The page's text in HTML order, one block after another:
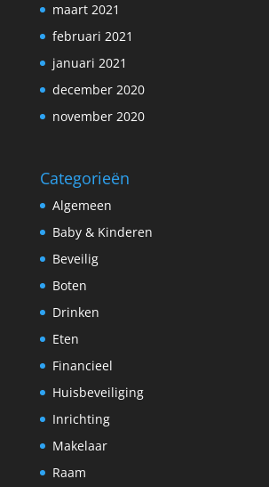
maart 2021
februari 2021
januari 2021
december 2020
november 2020
Categorieën
Algemeen
Baby & Kinderen
Beveilig
Boten
Drinken
Eten
Financieel
Huisbeveiliging
Inrichting
Makelaar
Raam